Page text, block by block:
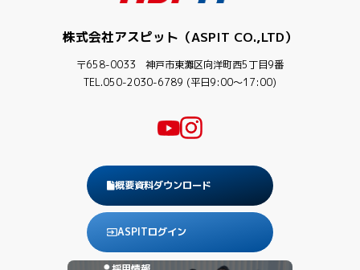
株式会社アスピット（ASPIT CO.,LTD）
〒658-0033 神戸市東灘区向洋町西5丁目9番
TEL.050-2030-6789 (平日9:00〜17:00)
概要資料ダウンロード
ASPITログイン